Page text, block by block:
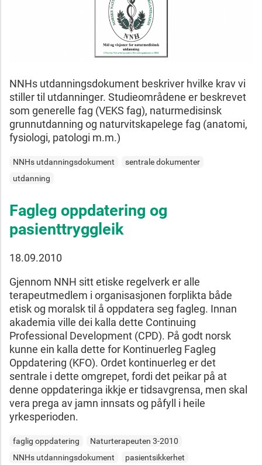
NNHs utdanningsdokument beskriver hvilke krav vi
stiller til utdanninger. Studieområdene er beskrevet
som generelle fag (VEKS fag), naturmedisinsk
grunnutdanning og naturvitskapelege fag (anatomi,
fysiologi, patologi m.m.)
NNHs utdanningsdokument
sentrale dokumenter
utdanning
Fagleg oppdatering og
pasienttryggleik
18.09.2010
Gjennom NNH sitt etiske regelverk er alle
terapeutmedlem i organisasjonen forplikta både
etisk og moralsk til å oppdatera seg fagleg. Innan
akademia ville dei kalla dette Continuing
Professional Development (CPD). På godt norsk
kunne ein kalla dette for Kontinuerleg Fagleg
Oppdatering (KFO). Ordet kontinuerleg er det
sentrale i dette omgrepet, fordi det peikar på at
denne oppdateringa ikkje er tidsavgrensa, men skal
vera prega av jamn innsats og påfyll i heile
yrkesperioden.
faglig oppdatering
Naturterapeuten 3-2010
NNHs utdanningsdokument
pasientsikkerhet